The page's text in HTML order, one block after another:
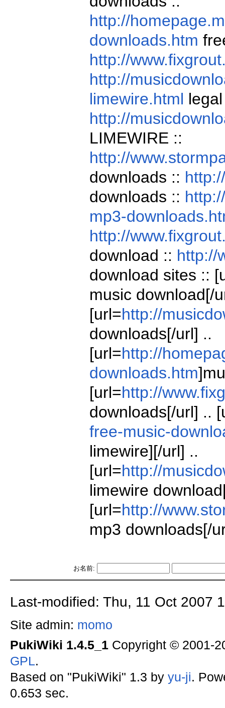
http://
downloads.htm
http://
http://
limewire.html
http://
LIMEWIRE ::
http://
downloads ::
downloads ::
mp3-
http://
download :: http://
download sites ::
music download[/
[url=http://
downloads[/url] ..
[url=http://
downloads.htm
[url=http://
downloads[/url] ..
free-music-
limewire][/url] ..
[url=http://
limewire
[url=http://
mp3 downloads[/
お名前:
Last-modified: Thu, 11 Oct 2007
Site admin: momo
PukiWiki 1.4.5_1Copyright © 2001-
GPL.
Based on "PukiWiki" 1.3 by yu-ji.
0.653 sec.